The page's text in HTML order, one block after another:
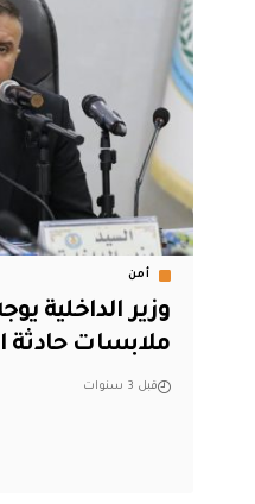
أمن
وزير الداخلية
ملابسات حادثة
قبل 3 سنوات